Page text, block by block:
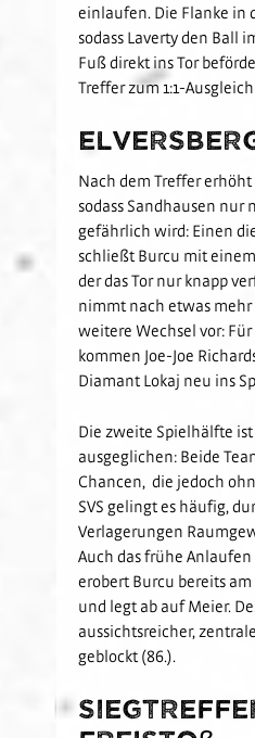
einlaufen. Die Flanke in
sodass Laverty den Ball
Fuß direkt ins Tor
Treffer zum 1:1-
Nach dem Treffer erhöht
sodass Sandhausen nur
gefährlich wird: Einen
schließt Burcu mit
der das Tor nur knapp
nimmt nach etwas
weitere Wechsel vor:
kommen Joe-Joe
Diamant Lokaj neu ins
Die zweite Spielhälfte
ausgeglichen: Beide
Chancen, die jedoch
SVS gelingt es häufig,
Verlagerungen
Auch das frühe
erobert Burcu bereits
und legt ab auf Meier.
aussichtsreicher,
geblockt (86.).